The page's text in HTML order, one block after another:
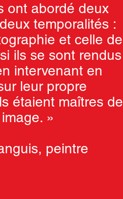
ont abordé deux
temporalités :
et celle de
ils se sont rendus
intervenant en
leur propre
étaient maîtres de
»
peintre